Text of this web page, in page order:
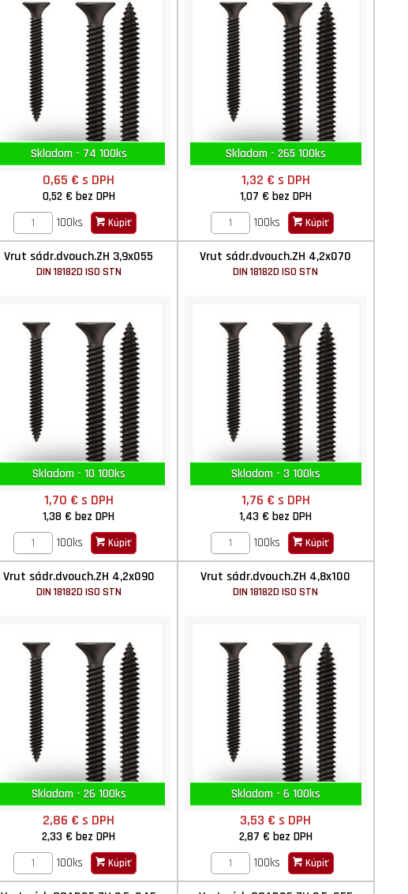
Skladom - 74 100ks
0,65 €s DPH
0,52 € bez DPH
100ks
Kúpiť
Skladom - 265 100ks
1,32 € s DPH
1,07 € bez DPH
100ks
Kúpiť
Vrut sádr.dvouch.ZH 3,9x055
DIN 18182D ISO STN
Skladom - 10 100ks
1,70 € s DPH
1,38 €bez DPH
100ks
Kúpiť
Vrut sádr.dvouch.ZH 4,2x070
DIN 18182D ISO STN
Skladom - 3 100ks
1,76 € s DPH
1,43 €bez DPH
100ks
Kúpiť
Vrut sádr.dvouch.ZH 4,2x090
DIN 18182D ISO STN
Skladom - 26 100ks
2,86 €s DPH
2,33 €bez DPH
100ks
Kúpiť
Vrut sádr.dvouch.ZH 4,8x100
DIN 18182D ISO STN
Skladom - 6 100ks
3,53 €s DPH
2,87 € bez DPH
100ks
Kúpiť